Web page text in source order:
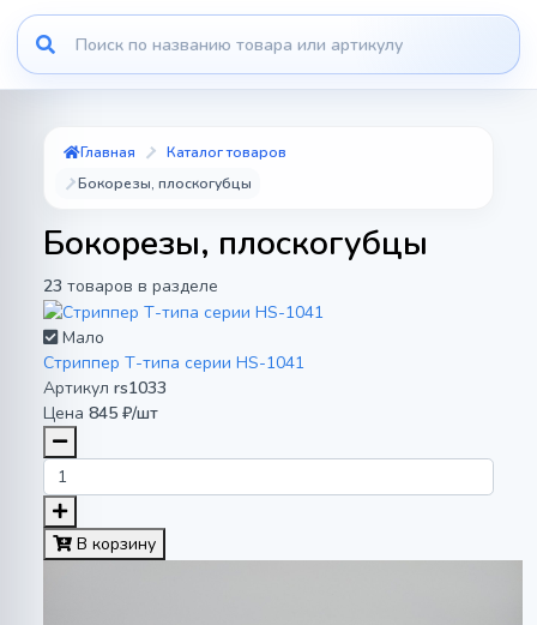
Главная
Каталог товаров
Бокорезы, плоскогубцы
Бокорезы, плоскогубцы
23 товаров в разделе
Мало
Cтриппер Т-типа серии HS-1041
Артикул rs1033
Цена 845 ₽/шт
В корзину